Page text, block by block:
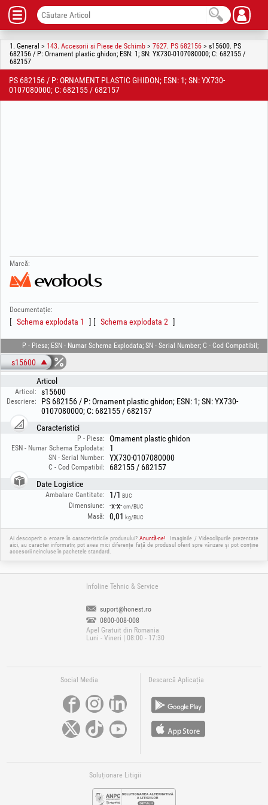
1. General > 143. Accesorii si Piese de Schimb > 7627. PS 682156 > s15600. PS
682156 / P: Ornament plastic ghidon; ESN: 1; SN: YX730-0107080000; C: 682155 /
682157
PS 682156 / P: ORNAMENT PLASTIC GHIDON; ESN: 1; SN: YX730-
0107080000; C: 682155 / 682157
Marcă:
Documentație:
Schema explodata 1 Schema explodata 2
P - Piesa; ESN - Numar Schema Explodata; SN - Serial Number; C - Cod Compatibil;
s15600
Articol
Articol: s15600
Descriere:
PS 682156 / P: Ornament plastic ghidon; ESN: 1; SN: YX730-
0107080000; C: 682155 / 682157
Caracteristici
P - Piesa: Ornament plastic ghidon
ESN - Numar Schema Explodata: 1
SN - Serial Number: YX730-0107080000
C - Cod Compatibil:
682155 / 682157
Date Logistice
Ambalare Cantitate: 1/1 BUC
Dimensiune: -x-x-cm/BUC
Masă: 0,01 kg/BUC
Ai descoperit o eroare în caracteristicile produsului?Anuntă-ne!
Imaginile / Videoclipurile prezentate
aici, au caracter informativ, pot avea mici diferențe față de produsul oferit spre vânzare și pot conține
accesorii neincluse în pachetele standard.
Infoline Tehnic & Service
suport@honest.ro
0800-008-008
Apel Gratuit din Romania
Luni - Vineri | 08:00 - 17:30
Social Media Descarcă Aplicația
Soluționare Litigii